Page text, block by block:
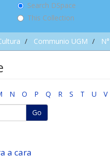
Search DSpace
This Collection
Communio UGM
N O P Q R S T U V
Go
a cara